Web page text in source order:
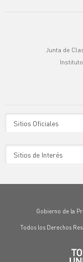
Junta de
Gobierno de la
Todos los Derechos